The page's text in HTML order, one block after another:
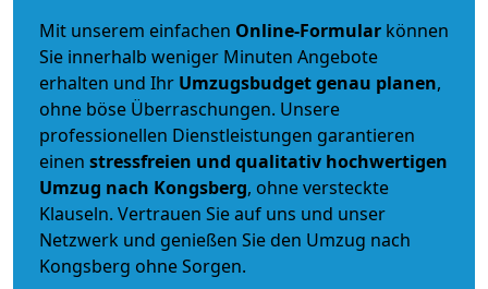
Mit unserem einfachen Online-Formular können
Sie innerhalb weniger Minuten Angebote
erhalten und Ihr Umzugsbudgetgenau planen,
ohne böse Überraschungen. Unsere
professionellen Dienstleistungen garantieren
einen stressfreien und qualitativ hochwertigen
Umzug nach Kongsberg, ohne versteckte
Klauseln. Vertrauen Sie auf uns und unser
Netzwerk und genießen Sie den Umzug nach
Kongsberg ohne Sorgen.